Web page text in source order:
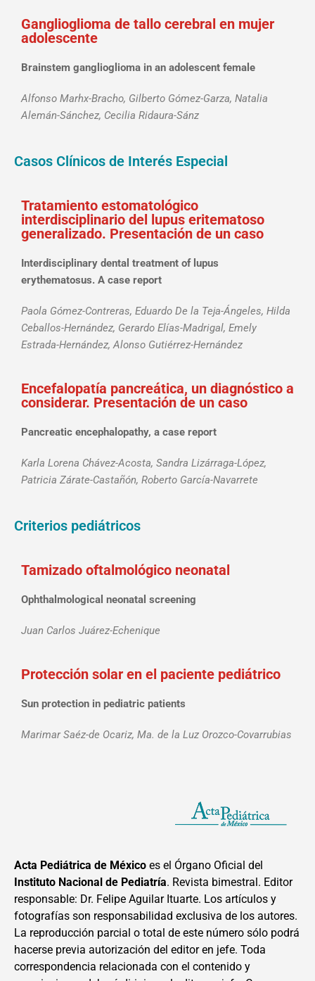
Ganglioglioma de tallo cerebral en mujer
adolescente
Brainstem ganglioglioma in an adolescent female
Alfonso Marhx-Bracho, Gilberto Gómez-Garza, Natalia
Alemán-Sánchez, Cecilia Ridaura-Sánz
Casos Clínicos de Interés Especial
Tratamiento estomatológico
interdisciplinario del lupus eritematoso
generalizado. Presentación de un caso
Interdisciplinary dental treatment of lupus
erythematosus. A case report
Paola Gómez-Contreras, Eduardo De la Teja-Ángeles, Hilda
Ceballos-Hernández, Gerardo Elías-Madrigal, Emely
Estrada-Hernández, Alonso Gutiérrez-Hernández
Encefalopatía pancreática, un diagnóstico a
considerar. Presentación de un caso
Pancreatic encephalopathy, a case report
Karla Lorena Chávez-Acosta, Sandra Lizárraga-López,
Patricia Zárate-Castañón, Roberto García-Navarrete
Criterios pediátricos
Tamizado oftalmológico neonatal
Ophthalmological neonatal screening
Juan Carlos Juárez-Echenique
Protección solar en el paciente pediátrico
Sun protection in pediatric patients
Marimar Saéz-de Ocariz, Ma. de la Luz Orozco-Covarrubias
Acta Pediátrica de México es el Órgano Oficial del
Instituto Nacional de Pediatría. Revista bimestral. Editor
responsable: Dr. Felipe Aguilar Ituarte. Los artículos y
fotografías son responsabilidad exclusiva de los autores.
La reproducción parcial o total de este número sólo podrá
hacerse previa autorización del editor en jefe. Toda
correspondencia relacionada con el contenido y